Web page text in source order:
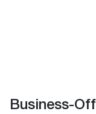
Business-